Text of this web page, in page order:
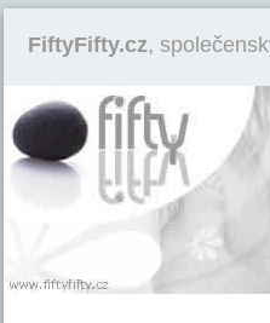
FiftyFifty.cz,